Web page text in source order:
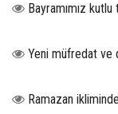
Bayramımız
Yeni müfredat ve
Ramazan